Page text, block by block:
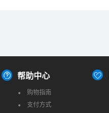
帮助中心
购物指南
支付方式